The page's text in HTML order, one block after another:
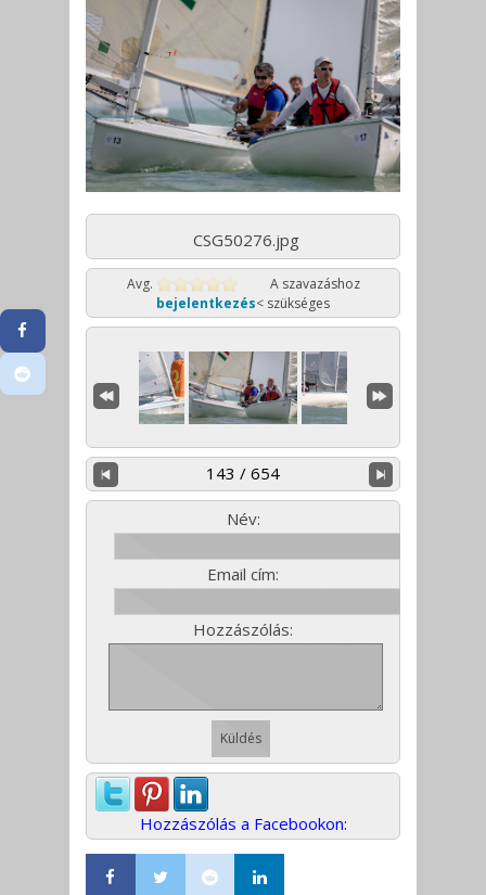
CSG50276.jpg
Avg.
A szavazáshoz
bejelentkezés< szükséges
143 / 654
Név:
Email cím:
Hozzászólás:
Hozzászólás a Facebookon: